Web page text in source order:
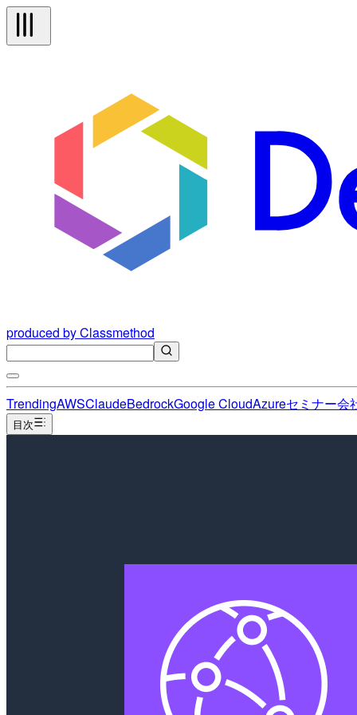
produced by Classmethod
TrendingAWSClaudeBedrockGoogle CloudAzureセミナー会
目次